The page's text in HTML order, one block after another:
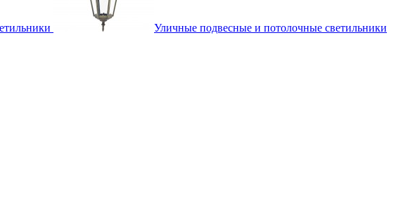
Уличные подвесные и потолочные светильники